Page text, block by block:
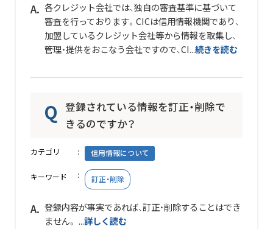
各クレジット会社では、独自の審査基準に基づいて
審査を行っております。CICは信用情報機関であり、
加盟しているクレジット会社等から情報を取集し、
管理・提供をおこなう会社ですので、CI...続きを読む
登録されている情報を訂正・削除で
きるのですか？
カテゴリ 信用情報について
キーワード 訂正・削除
登録内容が事実であれば、訂正・削除することはでき
ません。 ...詳しく読む